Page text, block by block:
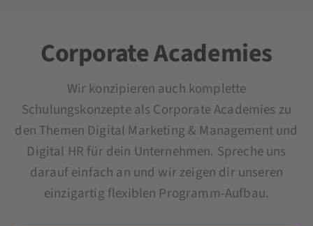
Seminar und Schulung KI im Unternehmen
Corporate Academies
Wir konzipieren auch komplette
Schulungskonzepte als Corporate Academies zu
den Themen Digital Marketing & Management und
Digital HR für dein Unternehmen. Spreche uns
darauf einfach an und wir zeigen dir unseren
einzigartig flexiblen Programm-Aufbau.